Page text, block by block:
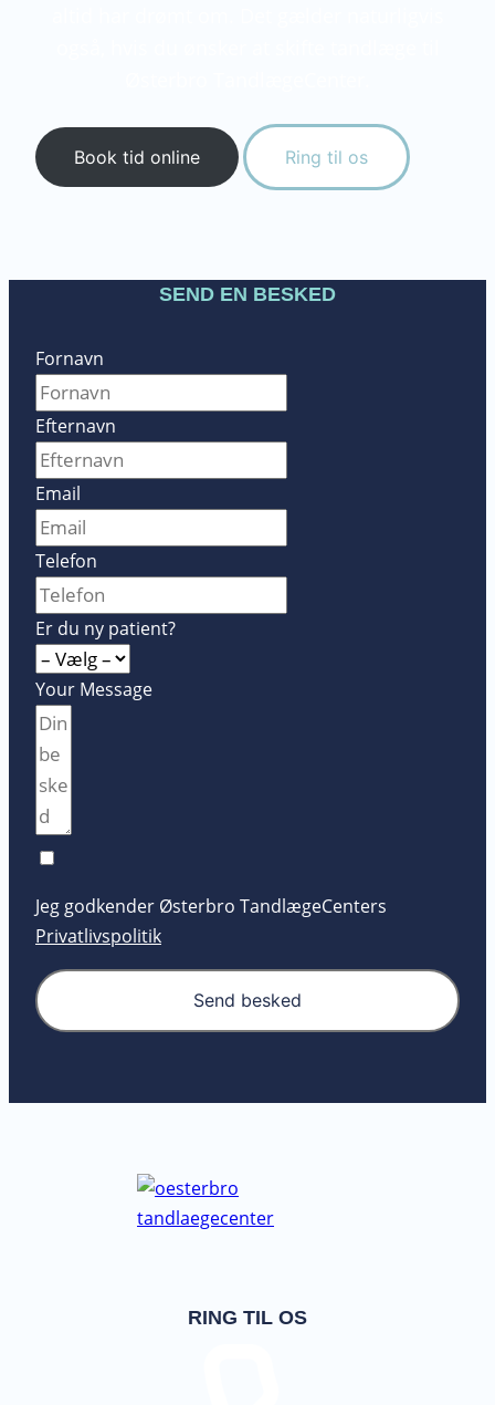
Book tid online Ring til os
SEND EN BESKED
Fornavn
Efternavn
Email
Telefon
Er du ny patient?
Your Message
Jeg godkender Østerbro TandlægeCenters
Privatlivspolitik
Send besked
RING TIL OS